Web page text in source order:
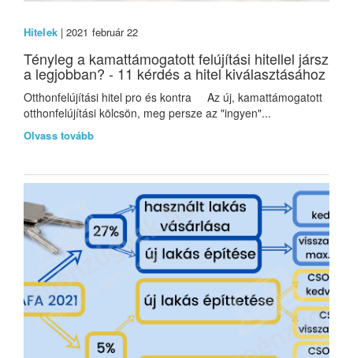
Hitelek| 2021 február 22
Tényleg a kamattámogatott felújítási hitellel jársz
a legjobban? - 11 kérdés a hitel kiválasztásához
Otthonfelújítási hitel pro és kontra Az új, kamattámogatott
otthonfelújítási kölcsön, meg persze az "ingyen"...
Olvass tovább